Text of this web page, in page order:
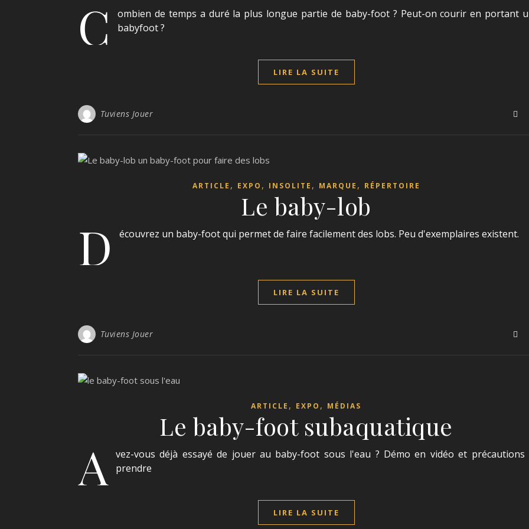
C
ombien de temps a duré la plus longue partie de baby-foot ? Peut-on courir en portant
babyfoot ?
LIRE LA SUITE
Tuviens Jouer
ARTICLE , EXPO , INSOLITE , MARQUE , RÉPERTOIRE
Le baby-lob
D écouvrez un baby-foot qui permet de faire facilement des lobs. Peu d'exemplaires existent.
LIRE LA SUITE
Tuviens Jouer
ARTICLE , EXPO , MÉDIAS
Le baby-foot subaquatique
A
vez-vous déjà essayé de jouer au baby-foot sous l'eau ? Démo en vidéo et précautions
prendre
LIRE LA SUITE